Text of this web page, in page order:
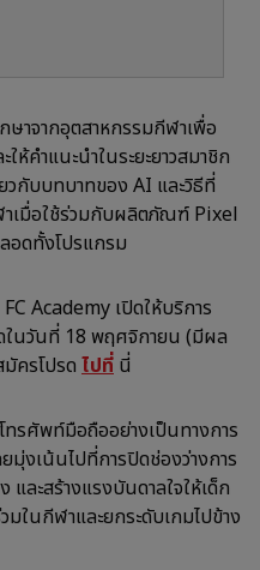
าจากอุตสาหกรรมกีฬาเพื่อ
คำแนะนำในระยะยาวสมาชิก
วกับบทบาทของ AI และวิธีที่
เมื่อใช้ร่วมกับผลิตภัณฑ์ Pixel
อดทั้งโปรแกรม
Academy เปิดให้บริการ
ในวันที่ 18 พฤศจิกายน (มีผล
ครโปรด ไปที่ นี่
รศัพท์มือถืออย่างเป็นทางการ
มุ่งเน้นไปที่การปิดช่องว่างการ
ละสร้างแรงบันดาลใจให้เด็ก
นกีฬาและยกระดับเกมไปข้าง